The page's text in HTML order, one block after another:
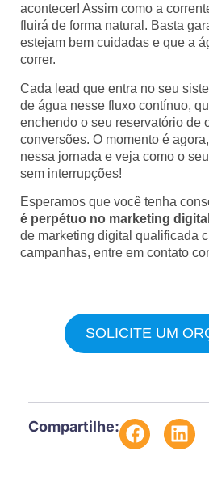
acontecer! Assim como a
fluirá de forma natural. Basta
estejam bem cuidadas e que a
correr.
Cada lead que entra no seu
de água nesse fluxo contínuo,
enchendo o seu reservatório de
conversões. O momento é
nessa jornada e veja como o
sem interrupções!
Esperamos que você tenha
é perpétuo no marketing digital
de marketing digital qualificada
campanhas, entre em contato
SOLICITE UM
Compartilhe: